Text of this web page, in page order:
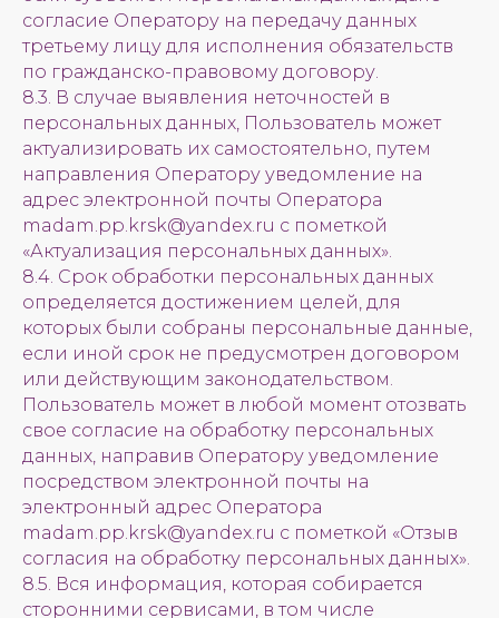
согласие Оператору на передачу данных
третьему лицу для исполнения обязательств
по гражданско-правовому договору.
8.3. В случае выявления неточностей в
персональных данных, Пользователь может
актуализировать их самостоятельно, путем
направления Оператору уведомление на
адрес электронной почты Оператора
madam.pp.krsk@yandex.ru с пометкой
«Актуализация персональных данных».
8.4. Срок обработки персональных данных
определяется достижением целей, для
которых были собраны персональные данные,
если иной срок не предусмотрен договором
или действующим законодательством.
Пользователь может в любой момент отозвать
свое согласие на обработку персональных
данных, направив Оператору уведомление
посредством электронной почты на
электронный адрес Оператора
madam.pp.krsk@yandex.ru с пометкой «Отзыв
согласия на обработку персональных данных».
8.5. Вся информация, которая собирается
сторонними сервисами, в том числе